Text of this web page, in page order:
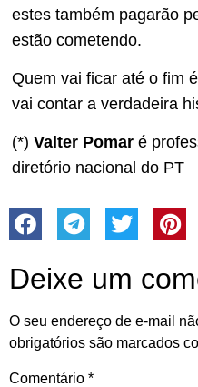
estes também pagarão
estão cometendo.
Quem vai ficar até o fim
vai contar a verdadeira
(*) Valter Pomar é
diretório nacional do PT
Deixe um
O seu endereço de e-mail
obrigatórios são marcados
Comentário *